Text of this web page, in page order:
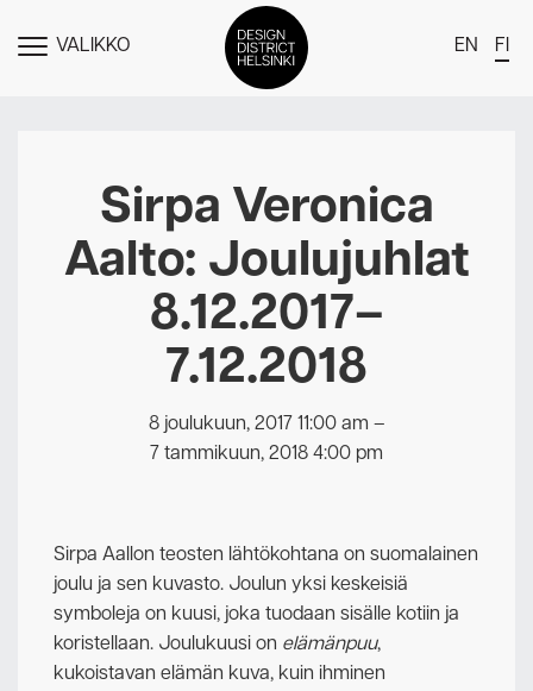
NÄYTÄVALIKKO EN FI
Jäsenet
Tapahtumat
Uutiset
Medialle
Meistä
Design District Helsingin jäsenyydestä
Ota yhteyttä
Sirpa Veronica
Aalto: Joulujuhlat
8.12.2017–
7.12.2018
8 joulukuun, 2017 11:00 am –
7 tammikuun, 2018 4:00 pm
Sirpa Aallon teosten lähtökohtana on suomalainen
joulu ja sen kuvasto. Joulun yksi keskeisiä
symboleja on kuusi, joka tuodaan sisälle kotiin ja
koristellaan. Joulukuusi on elämänpuu,
kukoistavan elämän kuva, kuin ihminen